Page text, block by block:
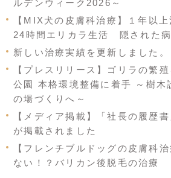
ルデンウィーク2026～
【MIX犬の皮膚科治療】１年以
24時間エリカラ生活 隠された
新しい治療実績を更新しました。
【プレスリリース】ゴリラの繁
公園 本格環境整備に着手 ～樹木
の場づくりへ～
【メディア掲載】「社長の履歴
が掲載されました
【フレンチブルドッグの皮膚科
ない！？バリカン後脱毛の治療